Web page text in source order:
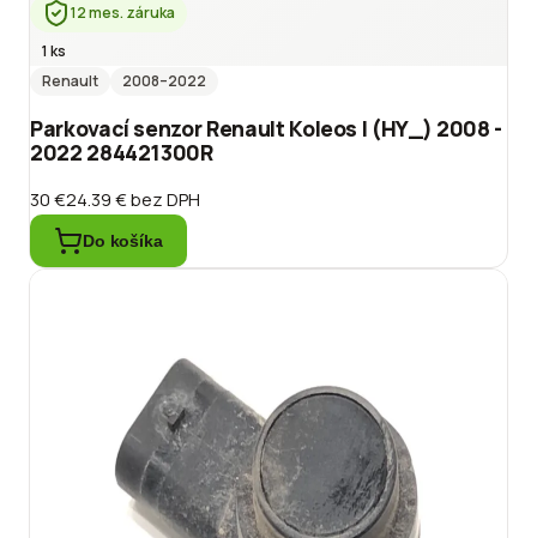
12 mes. záruka
1 ks
Renault
2008–2022
Parkovací senzor Renault Koleos I (HY_) 2008 -
2022 284421300R
30 €24.39 €bez DPH
Do košíka